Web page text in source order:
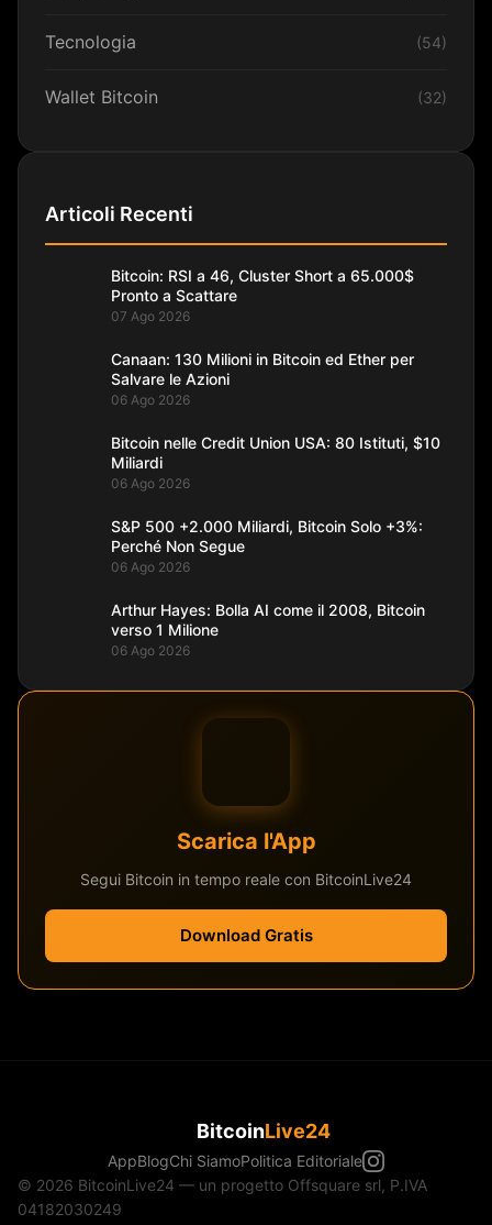
Tecnologia (54)
Wallet Bitcoin (32)
Articoli Recenti
Bitcoin: RSI a 46, Cluster Short a 65.000$
Pronto a Scattare
07 Ago 2026
Canaan: 130 Milioni in Bitcoin ed Ether per
Salvare le Azioni
06 Ago 2026
Bitcoin nelle Credit Union USA: 80 Istituti, $10
Miliardi
06 Ago 2026
S&P 500 +2.000 Miliardi, Bitcoin Solo +3%:
Perché Non Segue
06 Ago 2026
Arthur Hayes: Bolla AI come il 2008, Bitcoin
verso 1 Milione
06 Ago 2026
Scarica l'App
Segui Bitcoin in tempo reale con BitcoinLive24
Download Gratis
BitcoinLive24
AppBlogChi SiamoPolitica Editoriale
© 2026 BitcoinLive24 — un progetto Offsquare srl, P.IVA
04182030249